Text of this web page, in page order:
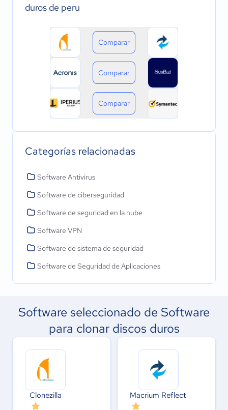
duros de peru
Comparar
Comparar
Comparar
Categorías relacionadas
Software Antivirus
Software de ciberseguridad
Software de seguridad en la nube
Software VPN
Software de sistema de seguridad
Software de Seguridad de Aplicaciones
Software seleccionado de Software
para clonar discos duros
Clonezilla Macrium Reflect